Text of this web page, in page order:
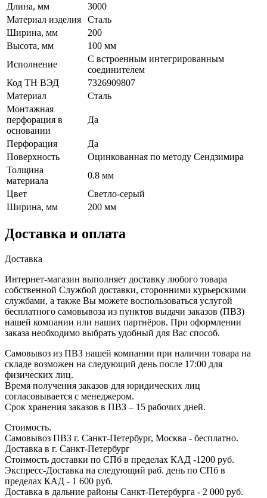
Длина, мм
3000
Материал изделия
Сталь
Ширина, мм
200
Высота, мм
100 мм
Исполнение
С встроенным интегрированным
соединителем
Код ТН ВЭД
7326909807
Материал
Сталь
Монтажная
перфорация в
основании
Да
Перфорация
Да
Поверхность
Оцинкованная по методу Сендзимира
Толщина
материала
0.8 мм
Цвет
Светло-серый
Ширина, мм
200 мм
Доставка и оплата
Доставка
Интернет-магазин выполняет доставку любого товара
собственной Службой доставки, сторонними курьерскими
службами, а также Вы можете воспользоваться услугой
бесплатного самовывоза из пунктов выдачи заказов (ПВЗ)
нашей компании или наших партнёров. При оформлении
заказа необходимо выбрать удобный для Вас способ.
Самовывоз из ПВЗ нашей компании при наличии товара на
складе возможен на следующий день после 17:00 для
физических лиц.
Время получения заказов для юридических лиц
согласовывается с менеджером.
Срок хранения заказов в ПВЗ – 15 рабочих дней.
Стоимость.
Самовывоз ПВЗ г. Санкт-Петербург, Москва - бесплатно.
Доставка в г. Санкт-Петербург
Стоимость доставки по СПб в пределах КАД -1200 руб.
Экспресс-Доставка на следующий раб. день по СПб в
пределах КАД - 1 600 руб.
Доставка в дальние районы Санкт-Петербурга - 2 000 руб.